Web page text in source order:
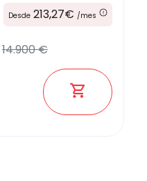
Desde 213,27€ /mes
14.900 €